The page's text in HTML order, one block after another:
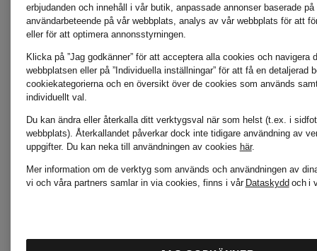
satin
699 kr
Lägsta pris:
594,15 kr
Ordinarie:
1 035 kr
1 385 kr
erbjudanden och innehåll i vår butik, anpassade annonser baserade på
användarbeteende på vår webbplats, analys av vår webbplats för att
eller för att optimera annonsstyrningen.
Klicka på ”Jag godkänner” för att acceptera alla cookies och navigera
webbplatsen eller på ”Individuella inställningar” för att få en detaljerad
cookiekategorierna och en översikt över de cookies som används
individuellt val.
Du kan ändra eller återkalla ditt verktygsval när som helst (t.ex. i
webbplats). Återkallandet påverkar dock inte tidigare användning av
uppgifter. Du kan neka till användningen av cookies här.
Mer information om de verktyg som används och användningen av
vi och våra partners samlar in via cookies, finns i vår Dataskydd och i